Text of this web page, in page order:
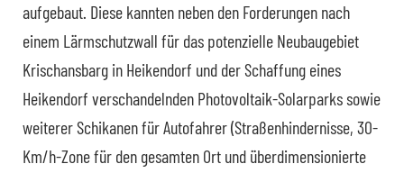
aufgebaut. Diese kannten neben den Forderungen nach
einem Lärmschutzwall für das potenzielle Neubaugebiet
Krischansbarg in Heikendorf und der Schaffung eines
Heikendorf verschandelnden Photovoltaik-Solarparks sowie
weiterer Schikanen für Autofahrer (Straßenhindernisse, 30-
Km/h-Zone für den gesamten Ort und überdimensionierte